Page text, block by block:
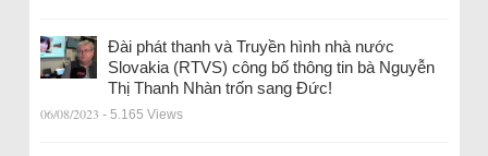
Đài phát thanh và Truyền hình nhà nước
Slovakia (RTVS) công bố thông tin bà Nguyễn
Thị Thanh Nhàn trốn sang Đức!
06/08/2023 - 5.165 Views